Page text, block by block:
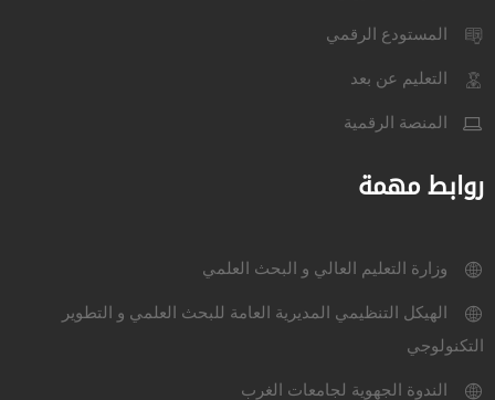
المستودع الرقمي
التعليم عن بعد
المنصة الرقمية
روابط مهمة
وزارة التعليم العالي و البحث العلمي
الهيكل التنظيمي المديرية العامة للبحث العلمي و التطوير
التكنولوجي
الندوة الجهوية لجامعات الغرب